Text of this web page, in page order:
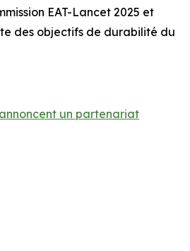
EAT-Lancet 2025 et
des objectifs de durabilité du
un partenariat